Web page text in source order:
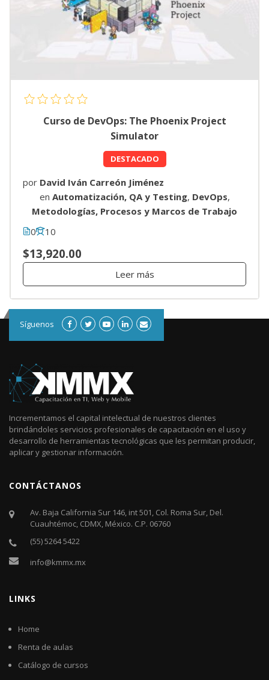
Curso de DevOps: The Phoenix Project
Simulator
DESTACADO
por David Iván Carreón Jiménez
en Automatización, QA y Testing, DevOps,
Metodologías, Procesos y Marcos de Trabajo
0
10
$13,920.00
Leer más
Síguenos
Incrementamos el capital intelectual de nuestros clientes
brindándoles servicios profesionales de capacitación en el uso y
desarrollo de herramientas tecnológicas que les permitan producir,
aplicar y gestionar información.
CONTÁCTANOS
Av. Baja California Sur 146, int 501, Col. Roma Sur, Del.
Cuauhtémoc, CDMX, México. C.P. 06760​
(55) 5264 5422
info@kmmx.mx
LINKS
Home
Renta de aulas
Catálogo de cursos